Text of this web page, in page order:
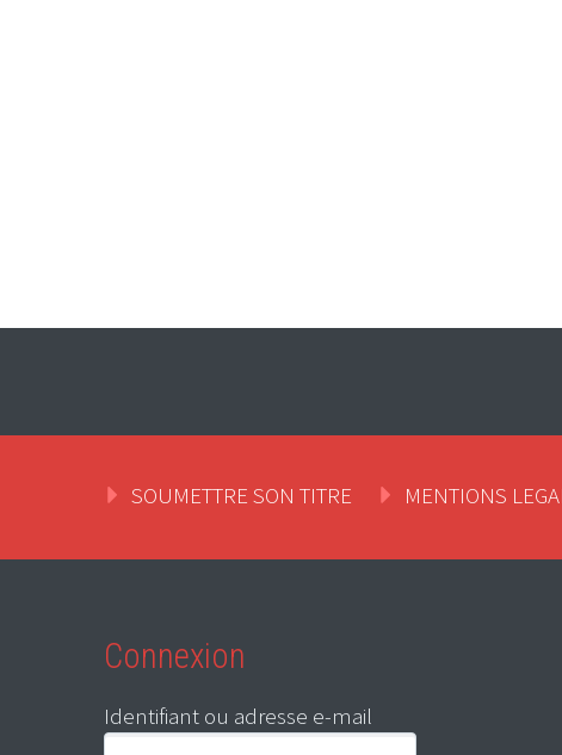
SOUMETTRE SON TITRE MENTIONS
Connexion
Identifiant ou adresse e-mail